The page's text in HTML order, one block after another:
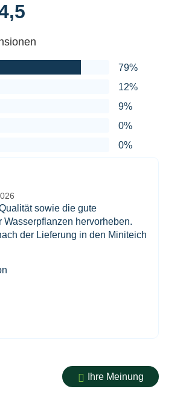
79%
12%
9%
0%
0%
sowie die gute
Wasserpflanzen hervorheben.
der Lieferung in den Miniteich
Ihre Meinung